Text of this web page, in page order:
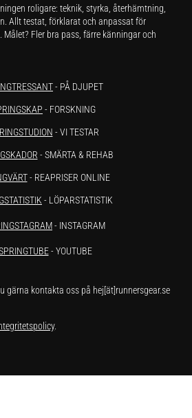
roligare: teknik, styrka, återhämtning,
Allt testat, förklarat och anpassat för
Fler bra pass, färre känningar och
- PÅ DJUPET
- FORSKNING
- VI TESTAR
- SMÄRTA & REHAB
- REAPRISER ONLINE
- LÖPARSTATISTIK
- INSTAGRAM
- YOUTUBE
gärna kontakta oss på hej[ät]runnersgear.se
.